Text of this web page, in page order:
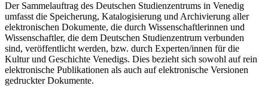
Der Sammelauftrag des Deutschen Studienzentrums in Venedig
umfasst die Speicherung, Katalogisierung und Archivierung aller
elektronischen Dokumente, die durch Wissenschaftlerinnen und
Wissenschaftler, die dem Deutschen Studienzentrum verbunden
sind, veröffentlicht werden, bzw. durch Experten/innen für die
Kultur und Geschichte Venedigs. Dies bezieht sich sowohl auf rein
elektronische Publikationen als auch auf elektronische Versionen
gedruckter Dokumente.